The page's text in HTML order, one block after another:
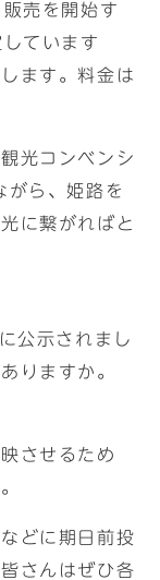
売を開始す
ています
ます。料金は
光コンベンシ
がら、姫路を
に繋がればと
公示されまし
りますか。
させるため
どに期日前投
さんはぜひ各